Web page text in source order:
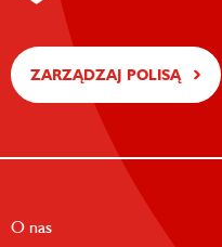
ZARZĄDZAJ POLISĄ
O nas